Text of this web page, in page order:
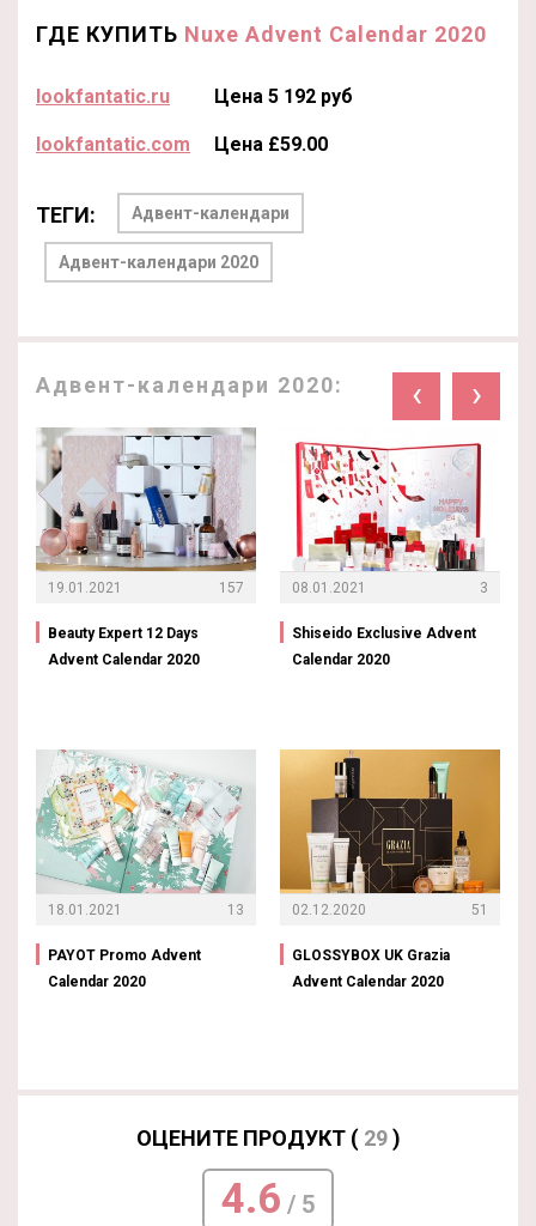
ГДЕ КУПИТЬ Nuxe Advent Calendar 2020
lookfantatic.ru Цена 5 192 руб
lookfantatic.com Цена £59.00
ТЕГИ: Адвент-календари
Адвент-календари 2020
Адвент-календари 2020: ‹ ›
19.01.2021 157
Beauty Expert 12 Days
Advent Calendar 2020
18.01.2021 13
PAYOT Promo Advent
Calendar 2020
08.01.2021 3
Shiseido Exclusive Advent
Calendar 2020
02.12.2020 51
GLOSSYBOX UK Grazia
Advent Calendar 2020
ОЦЕНИТЕ ПРОДУКТ ( 29)
4.6 / 5